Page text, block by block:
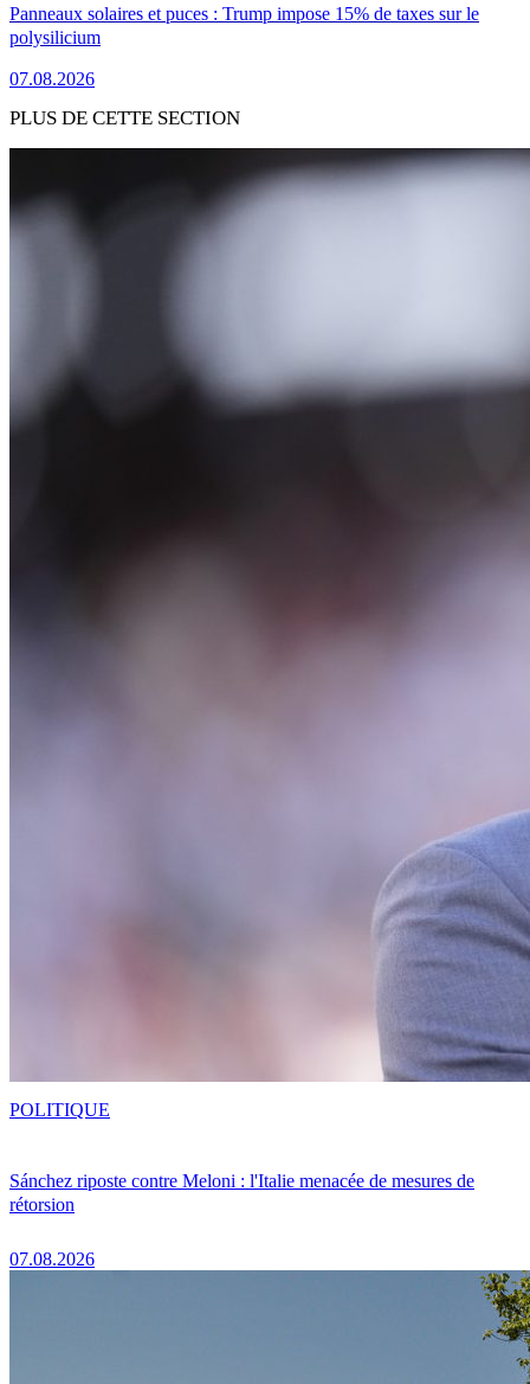
Panneaux solaires et puces : Trump impose 15% de taxes sur le
polysilicium
07.08.2026
PLUS DE CETTE SECTION
Sánchez riposte contre Meloni : l'Italie menacée de mesures de
rétorsion
07.08.2026
POLITIQUE